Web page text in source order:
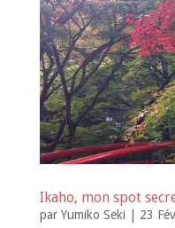
Ikaho, mon spot
par Yumiko Seki 23